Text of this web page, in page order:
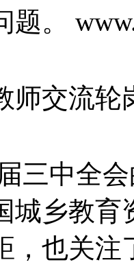
题。
师交流轮
中全会
城乡教育
，也关注